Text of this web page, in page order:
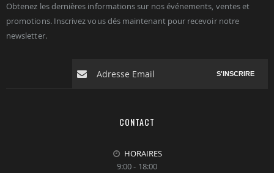
Obtenez les dernières informations sur nos événements, ventes et
promotions. Inscrivez vous dés maintenant pour recevoir notre
newsletter.
S'INSCRIRE
CONTACT
HORAIRES
9:00 - 18:00